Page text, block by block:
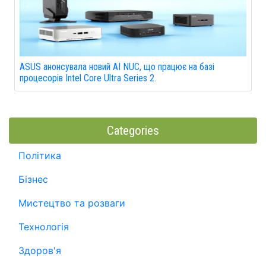
ASUS анонсувала новий AI NUC, що працює на базі
процесорів Intel Core Ultra Series 2.
Categories
Політика
Бізнес
Мистецтво та розваги
Технологія
Здоров'я